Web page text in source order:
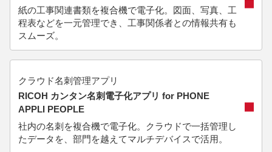
紙の工事関連書類を複合機で電子化。図面、写真、工
程表などを一元管理でき、工事関係者との情報共有も
スムーズ。
クラウド名刺管理アプリ
RICOH カンタン名刺電子化アプリ for PHONE
APPLI PEOPLE
社内の名刺を複合機で電子化。クラウドで一括管理し
たデータを、部門を越えてマルチデバイスで活用。